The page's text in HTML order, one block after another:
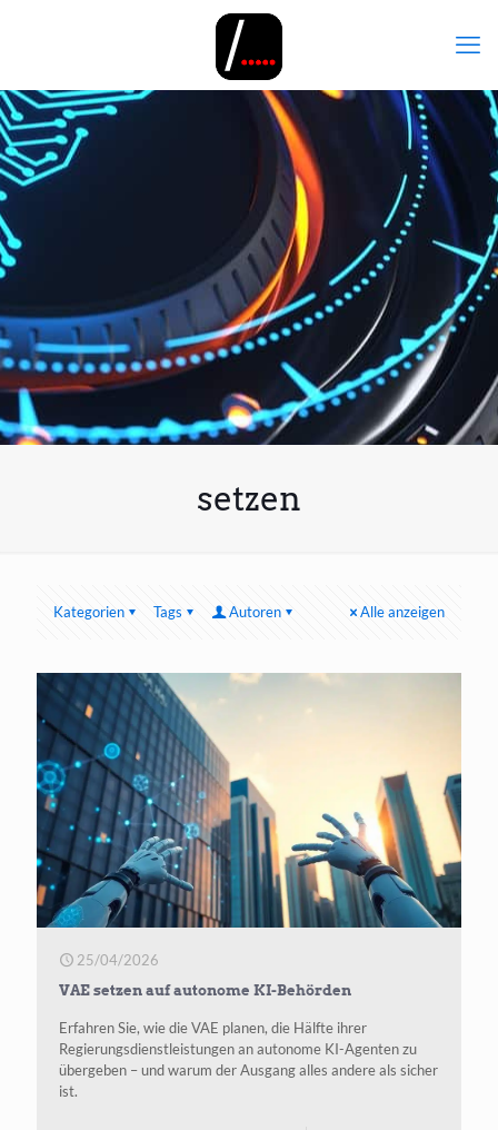
setzen
Kategorien Tags Autoren Alle anzeigen
25/04/2026
VAE setzen auf autonome KI-Behörden
Erfahren Sie, wie die VAE planen, die Hälfte ihrer
Regierungsdienstleistungen an autonome KI-Agenten zu
übergeben – und warum der Ausgang alles andere als sicher
ist.